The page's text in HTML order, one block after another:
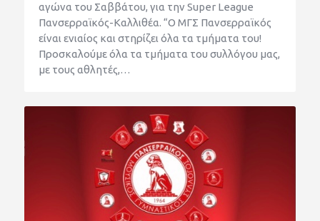
αγώνα του Σαββάτου, για την Super League
Πανσερραϊκός-Καλλιθέα. “Ο ΜΓΣ Πανσερραϊκός
είναι ενιαίος και στηρίζει όλα τα τμήματα του!
Προσκαλούμε όλα τα τμήματα του συλλόγου μας,
με τους αθλητές,…